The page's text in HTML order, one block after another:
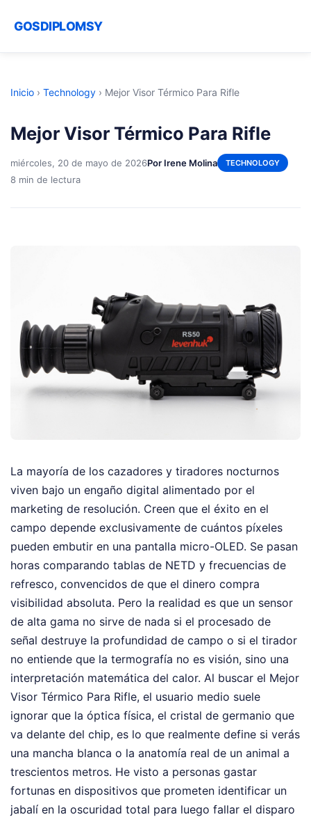
GOSDIPLOMSY
Inicio › Technology › Mejor Visor Térmico Para Rifle
Mejor Visor Térmico Para Rifle
miércoles, 20 de mayo de 2026Por Irene Molina TECHNOLOGY
8 min de lectura
La mayoría de los cazadores y tiradores nocturnos
viven bajo un engaño digital alimentado por el
marketing de resolución. Creen que el éxito en el
campo depende exclusivamente de cuántos píxeles
pueden embutir en una pantalla micro-OLED. Se pasan
horas comparando tablas de NETD y frecuencias de
refresco, convencidos de que el dinero compra
visibilidad absoluta. Pero la realidad es que un sensor
de alta gama no sirve de nada si el procesado de
señal destruye la profundidad de campo o si el tirador
no entiende que la termografía no es visión, sino una
interpretación matemática del calor. Al buscar el Mejor
Visor Térmico Para Rifle, el usuario medio suele
ignorar que la óptica física, el cristal de germanio que
va delante del chip, es lo que realmente define si verás
una mancha blanca o la anatomía real de un animal a
trescientos metros. He visto a personas gastar
fortunas en dispositivos que prometen identificar un
jabalí en la oscuridad total para luego fallar el disparo